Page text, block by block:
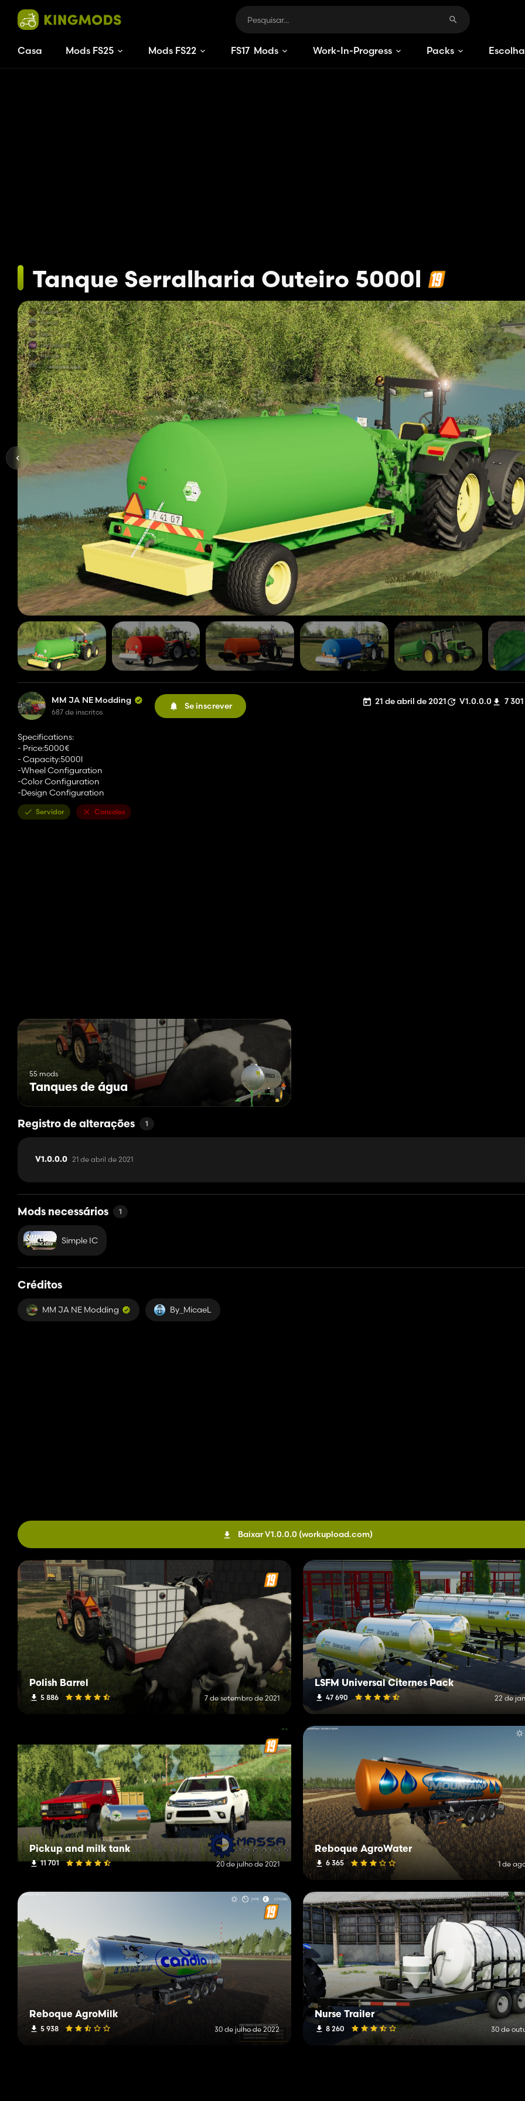
Casa Mods FS25 Mods FS22 FS17 Mods Work-In-Progress Packs
Tanque Serralharia Outeiro 5000l
MM JA NE Modding
687 de inscritos
Se inscrever 21 de abril de 2021 V1.0.0.0 7 301
Specifications:
- Price:5000€
- Capacity:5000l
-Wheel Configuration
-Color Configuration
-Design Configuration
Servidor Consoles
55 mods
Tanques de água
Registro de alterações 1
V1.0.0.0 21 de abril de 2021
Mods necessários 1
Simple IC
Créditos
MM JA NE Modding By_MicaeL
Baixar V1.0.0.0 (workupload.com)
Polish Barrel
5 886 7 de setembro de 2021
LSFM Universal Citernes Pack
47 690 22 de
Pickup and milk tank
11 701 20 de julho de 2021
Reboque AgroWater
6 365 1 de
Reboque AgroMilk
5 938 30 de julho de 2022
Nurse Trailer
8 260 30 de